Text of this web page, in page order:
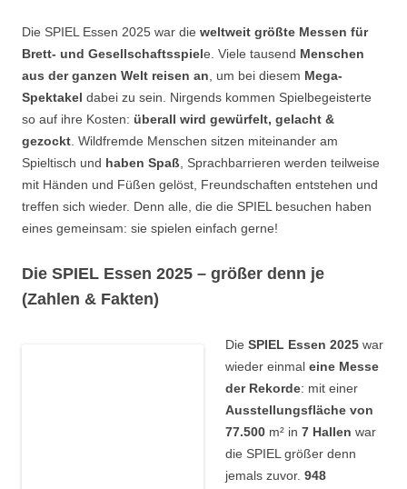
Die SPIEL Essen 2025 war die weltweit größte Messen für
Brett- und Gesellschaftsspiele. Viele tausend Menschen
aus der ganzen Welt reisen an, um bei diesem Mega-
Spektakel dabei zu sein. Nirgends kommen Spielbegeisterte
so auf ihre Kosten: überall wird gewürfelt, gelacht &
gezockt. Wildfremde Menschen sitzen miteinander am
Spieltisch und haben Spaß, Sprachbarrieren werden teilweise
mit Händen und Füßen gelöst, Freundschaften entstehen und
treffen sich wieder. Denn alle, die die SPIEL besuchen haben
eines gemeinsam: sie spielen einfach gerne!
Die SPIEL Essen 2025 – größer denn je
(Zahlen & Fakten)
Die SPIEL Essen 2025 war
wieder einmal eine Messe
der Rekorde: mit einer
Ausstellungsfläche von
77.500 m² in 7 Hallen war
die SPIEL größer denn
jemals zuvor. 948